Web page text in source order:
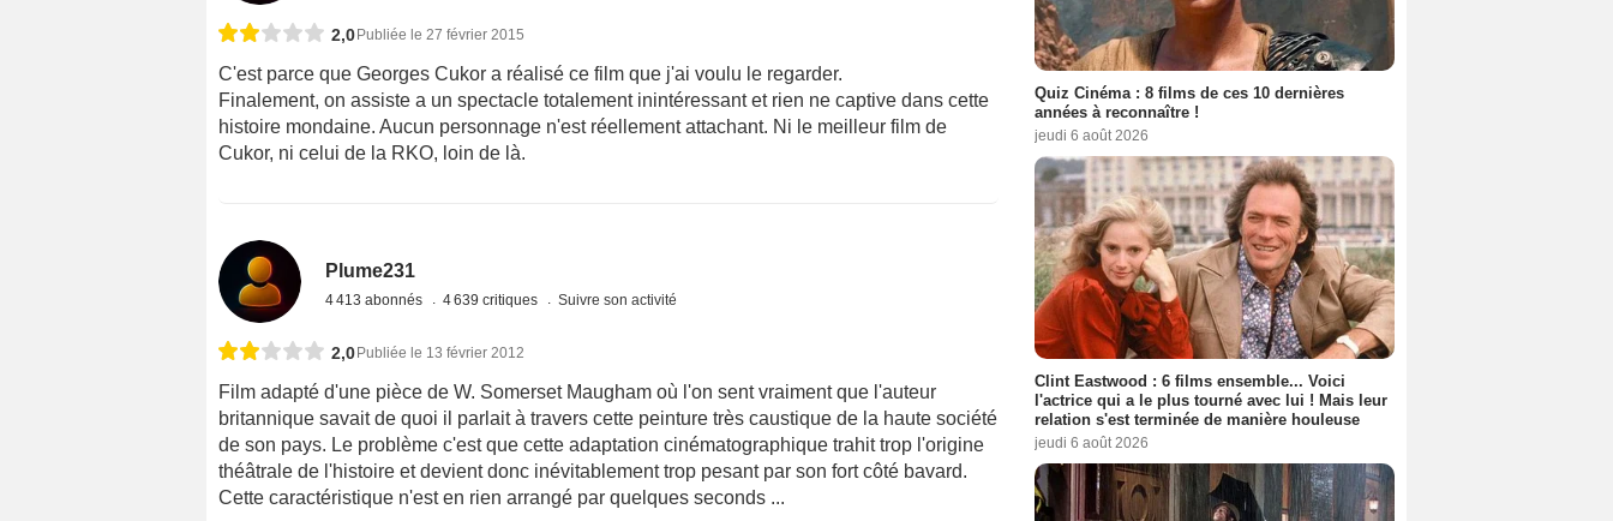
2,0 Publiée le 27 février 2015
C'est parce que Georges Cukor a réalisé ce film que j'ai voulu le regarder.
Finalement, on assiste a un spectacle totalement inintéressant et rien ne captive dans cette
histoire mondaine. Aucun personnage n'est réellement attachant. Ni le meilleur film de
Cukor, ni celui de la RKO, loin de là.
Plume231
4 413 abonnés 4 639 critiques Suivre son activité
2,0 Publiée le 13 février 2012
Film adapté d'une pièce de W. Somerset Maugham où l'on sent vraiment que l'auteur
britannique savait de quoi il parlait à travers cette peinture très caustique de la haute société
de son pays. Le problème c'est que cette adaptation cinématographique trahit trop l'origine
théâtrale de l'histoire et devient donc inévitablement trop pesant par son fort côté bavard.
Cette caractéristique n'est en rien arrangé par quelques seconds ...
Quiz Cinéma : 8 films de ces 10 dernières
années à reconnaître !
jeudi 6 août 2026
Clint Eastwood : 6 films ensemble... Voici
l'actrice qui a le plus tourné avec lui ! Mais leur
relation s'est terminée de manière houleuse
jeudi 6 août 2026